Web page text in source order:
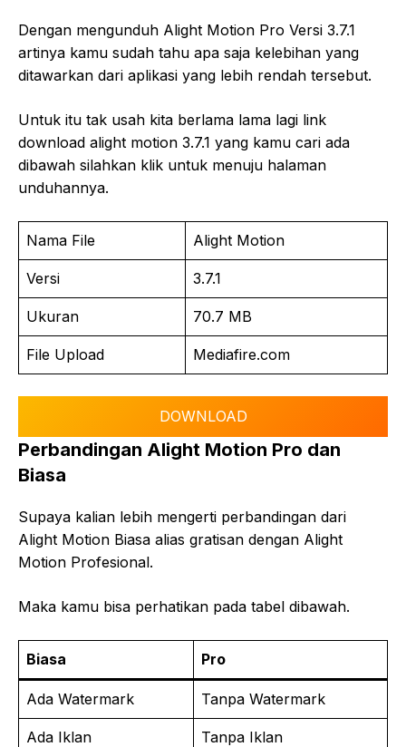
Dengan mengunduh Alight Motion Pro Versi 3.7.1
artinya kamu sudah tahu apa saja kelebihan yang
ditawarkan dari aplikasi yang lebih rendah tersebut.
Untuk itu tak usah kita berlama lama lagi link
download alight motion 3.7.1 yang kamu cari ada
dibawah silahkan klik untuk menuju halaman
unduhannya.
Nama File Alight Motion
Versi 3.7.1
Ukuran 70.7 MB
File Upload Mediafire.com
DOWNLOAD
Perbandingan Alight Motion Pro dan
Biasa
Supaya kalian lebih mengerti perbandingan dari
Alight Motion Biasa alias gratisan dengan Alight
Motion Profesional.
Maka kamu bisa perhatikan pada tabel dibawah.
Biasa Pro
Ada Watermark Tanpa Watermark
Ada Iklan Tanpa Iklan